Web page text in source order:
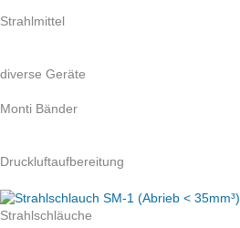
Strahlmittel
diverse Geräte
Monti Bänder
Druckluftaufbereitung
Strahlschläuche